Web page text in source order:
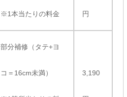
※1本当たりの料金 円
部分補修（タテ+ヨ
コ＝16cm未満） 3,190